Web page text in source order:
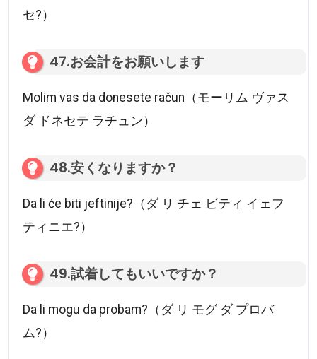
セ?）
47.お会計をお願いします
Molim vas da donesete račun（モーリム ヴァス
ダ ドネセテ ラチュン）
48.安くなりますか？
Da li će biti jeftinije?（ダ リ チェ ビティ イェフ
ティニエ?）
49.試着してもいいですか？
Da li mogu da probam?（ダ リ モグ ダ プロバ
ム?）